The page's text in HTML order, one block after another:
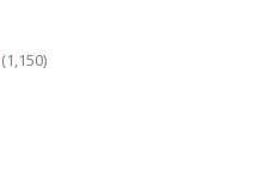
(1,150)